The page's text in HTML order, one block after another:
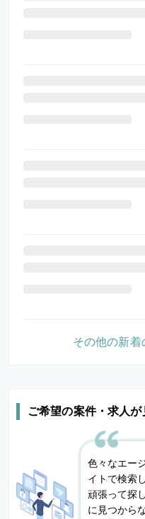
ご希望の案件・求人
色々なエー
イトで検索
頑張って探
に見つから
その他の新着